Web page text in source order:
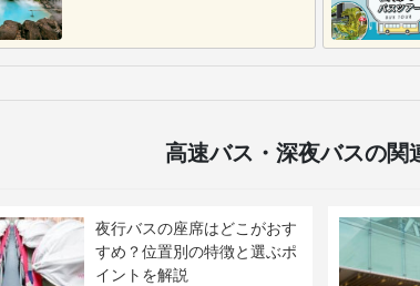
高速バス・深夜バスの関
夜行バスの座席はどこがおす
すめ？位置別の特徴と選ぶポ
イントを解説